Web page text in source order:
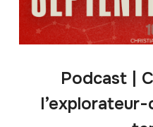
Podcast |